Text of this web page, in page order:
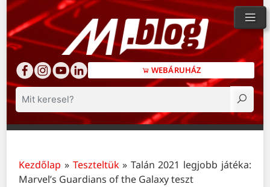
WEBÁRUHÁZ
Keresés
Kezdőlap » Teszteltük» Talán 2021 legjobb játéka:
Marvel’s Guardians of the Galaxy teszt